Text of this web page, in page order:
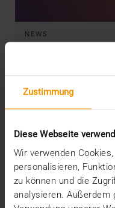
Zustimmung
Diese Webseite
Wir verwenden
personalisieren,
zu können und die
analysieren. Außerdem
NEWS
Wir konnten
VISUS HEALTH IT
MEHR ERFAHREN